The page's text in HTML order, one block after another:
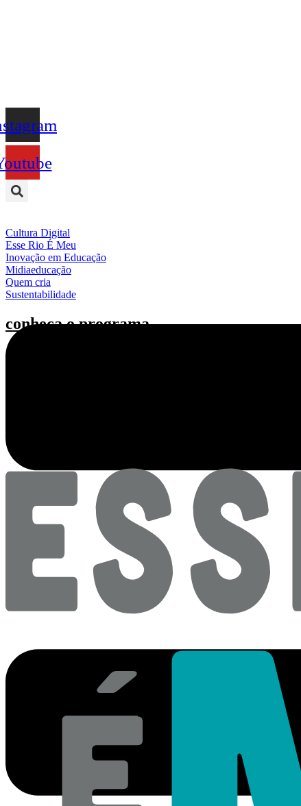
Cultura Digital
Esse Rio É Meu
Inovação em Educação
Midiaeducação
Quem cria
Sustentabilidade
conheça o programa